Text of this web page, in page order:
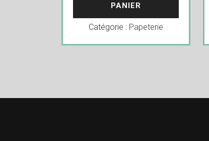
PANIER
Catégorie : Papeterie